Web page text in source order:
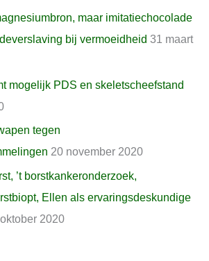
maar imitatiechocolade
bij vermoeidheid 31 maart
mogelijk PDS en skeletscheefstand
tegen
20 november 2020
’t borstkankeronderzoek,
Ellen als ervaringsdeskundige
2020